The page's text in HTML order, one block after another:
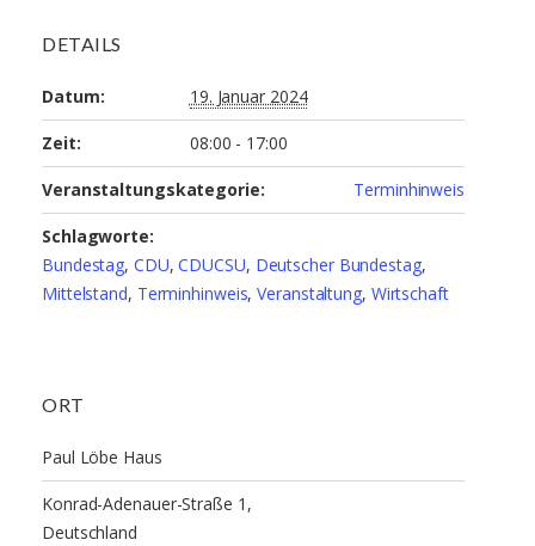
DETAILS
Datum: 19. Januar 2024
Zeit: 08:00 - 17:00
Veranstaltungskategorie: Terminhinweis
Schlagworte:
Bundestag, CDU,CDUCSU, Deutscher Bundestag,
Mittelstand, Terminhinweis,Veranstaltung, Wirtschaft
ORT
Paul Löbe Haus
Konrad-Adenauer-Straße 1,
Deutschland